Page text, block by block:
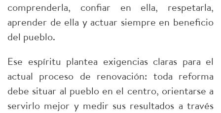
comprenderla, confiar en ella, respetarla,
aprender de ella y actuar siempre en beneficio
del pueblo.
Ese espíritu plantea exigencias claras para el
actual proceso de renovación: toda reforma
debe situar al pueblo en el centro, orientarse a
servirlo mejor y medir sus resultados a través